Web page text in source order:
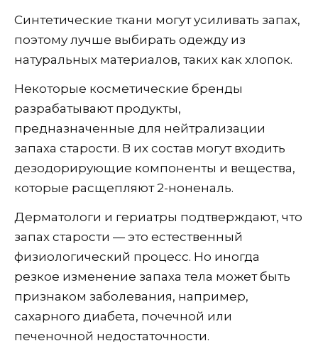
Синтетические ткани могут усиливать запах,
поэтому лучше выбирать одежду из
натуральных материалов, таких как хлопок.
Некоторые косметические бренды
разрабатывают продукты,
предназначенные для нейтрализации
запаха старости. В их состав могут входить
дезодорирующие компоненты и вещества,
которые расщепляют 2-ноненаль.
Дерматологи и гериатры подтверждают, что
запах старости — это естественный
физиологический процесс. Но иногда
резкое изменение запаха тела может быть
признаком заболевания, например,
сахарного диабета, почечной или
печеночной недостаточности.